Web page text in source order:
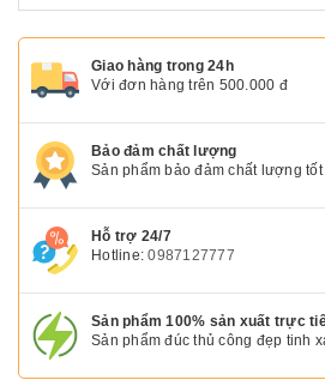
Giao hàng trong 24h
Với đơn hàng trên 500.000 đ
Bảo đảm chất lượng
Sản phẩm bảo đảm chất lượng tốt
Hỗ trợ 24/7
Hotline:0987127777
Sản phẩm 100% sản xuất trực
Sản phẩm đúc thủ công đẹp tinh